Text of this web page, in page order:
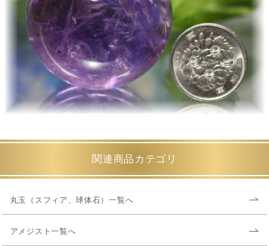
関連商品カテゴリ
丸玉（スフィア、球体石）一覧へ
アメジスト一覧へ